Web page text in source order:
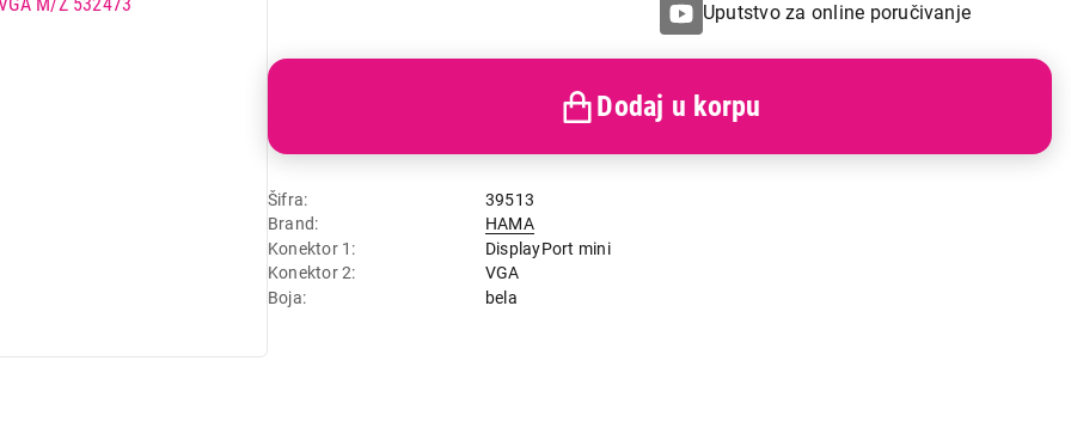
Uputstvo za online poručivanje
Šifra
39513
Brand
HAMA
Konektor 1
DisplayPort mini
Konektor 2
VGA
Boja
bela
Dodaj u korpu